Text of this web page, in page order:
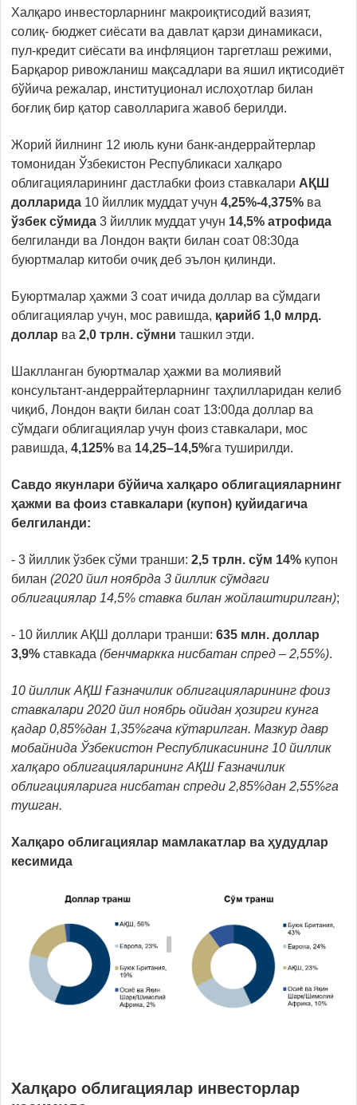
Халқаро инвесторларнинг макроиқтисодий вазият,
солиқ- бюджет сиёсати ва давлат қарзи динамикаси,
пул-кредит сиёсати ва инфляцион таргетлаш режими,
Барқарор ривожланиш мақсадлари ва яшил иқтисодиёт
бўйича режалар, институционал ислоҳотлар билан
боғлиқ бир қатор саволларига жавоб берилди.
Жорий йилнинг 12 июль куни банк-андеррайтерлар
томонидан Ўзбекистон Республикаси халқаро
облигацияларининг дастлабки фоиз ставкалари АҚШ
долларида 10 йиллик муддат учун 4,25%-4,375% ва
ўзбек сўмида 3 йиллик муддат учун 14,5% атрофида
белгиланди ва Лондон вақти билан соат 08:30да
буюртмалар китоби очиқ деб эълон қилинди.
Буюртмалар ҳажми 3 соат ичида доллар ва сўмдаги
облигациялар учун, мос равишда, қарийб 1,0 млрд.
доллар ва 2,0 трлн. сўмни ташкил этди.
Шаклланган буюртмалар ҳажми ва молиявий
консультант-андеррайтерларнинг таҳлилларидан келиб
чиқиб, Лондон вақти билан соат 13:00да доллар ва
сўмдаги облигациялар учун фоиз ставкалари, мос
равишда, 4,125% ва 14,25–14,5%га туширилди.
Савдо якунлари бўйича халқаро облигацияларнинг
ҳажми ва фоиз ставкалари (купон) қуйидагича
белгиланди:
- 3 йиллик ўзбек сўми транши: 2,5 трлн. сўм 14% купон
билан (2020 йил ноябрда 3 йиллик сўмдаги
облигациялар 14,5% ставка билан жойлаштирилган);
- 10 йиллик АҚШ доллари транши: 635 млн. доллар
3,9% ставкада (бенчмаркка нисбатан спред – 2,55%).
10 йиллик АҚШ Ғазначилик облигацияларининг фоиз
ставкалари 2020 йил ноябрь ойидан ҳозирги кунга
қадар 0,85%дан 1,35%гача кўтарилган. Мазкур давр
мобайнида Ўзбекистон Республикасининг 10 йиллик
халқаро облигацияларининг АҚШ Ғазначилик
облигацияларига нисбатан спреди 2,85%дан 2,55%га
тушган.
Халқаро облигациялар мамлакатлар ва ҳудудлар
кесимида
Халқаро облигациялар инвесторлар